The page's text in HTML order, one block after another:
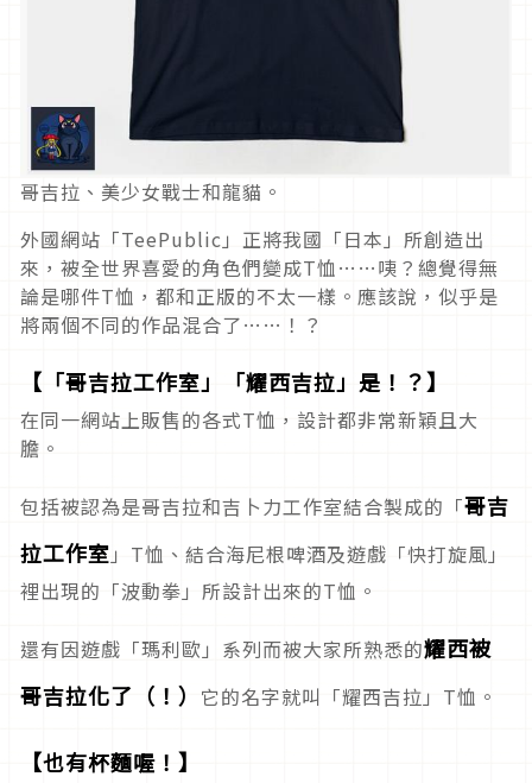
哥吉拉、美少女戰士和龍貓。
外國網站「TeePublic」正將我國「日本」所創造出
來，被全世界喜愛的角色們變成T恤……咦？總覺得無
論是哪件T恤，都和正版的不太一樣。應該說，似乎是
將兩個不同的作品混合了……！？
【「哥吉拉工作室」「耀西吉拉」是！？】
在同一網站上販售的各式T恤，設計都非常新穎且大
膽。
包括被認為是哥吉拉和吉卜力工作室結合製成的「哥吉
拉工作室 」T恤、結合海尼根啤酒及遊戲「快打旋風」
裡出現的「波動拳」所設計出來的T恤。
還有因遊戲「瑪利歐」系列而被大家所熟悉的耀西被
哥吉拉化了（！） 它的名字就叫「耀西吉拉」T恤。
【也有杯麵喔！】